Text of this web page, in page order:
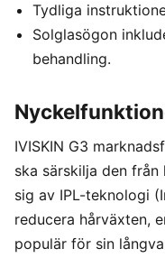
Tydliga
Solglasögon
behandling.
IVISKIN G3
ska särskilja den från
sig av IPL-teknologi
reducera hårväxten,
populär för sin